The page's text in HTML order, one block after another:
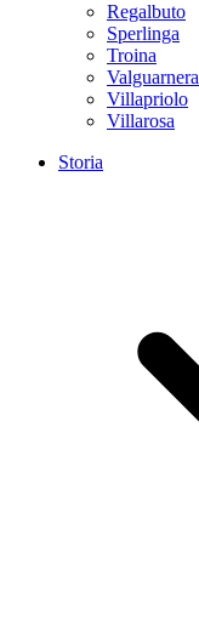
Regalbuto
Sperlinga
Troina
Valguarnera
Villapriolo
Villarosa
Storia